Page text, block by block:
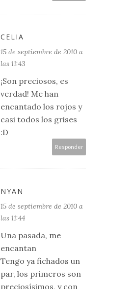
CELIA
15 de septiembre de 2010 a
las 11:43
¡Son preciosos, es
verdad! Me han
encantado los rojos y
casi todos los grises
:D
Responder
NYAN
15 de septiembre de 2010 a
las 11:44
Una pasada, me
encantan
Tengo ya fichados un
par, los primeros son
preciosísimos, y con